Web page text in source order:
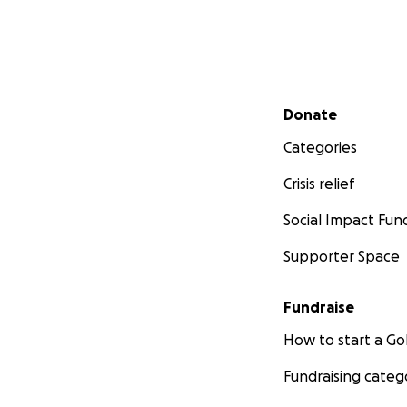
Secondary menu
Donate
Categories
Crisis relief
Social Impact
Supporter Space
Fundraise
How to start a
Fundraising